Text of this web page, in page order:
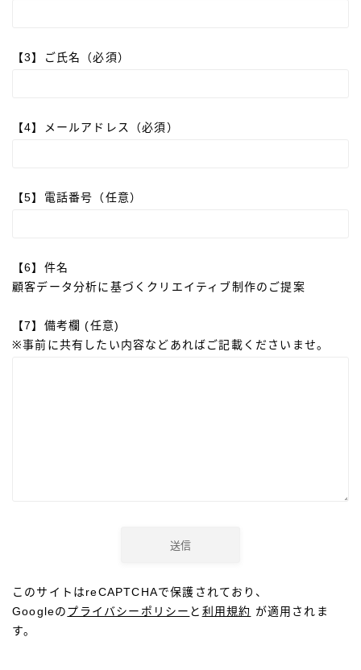
【3】ご氏名（必須）
【4】メールアドレス（必須）
【5】電話番号（任意）
【6】件名
顧客データ分析に基づくクリエイティブ制作のご提案
【7】備考欄 (任意)
※事前に共有したい内容などあればご記載くださいませ。
このサイトはreCAPTCHAで保護されており、
Googleのプライバシーポリシー と 利用規約 が適用されま
す。